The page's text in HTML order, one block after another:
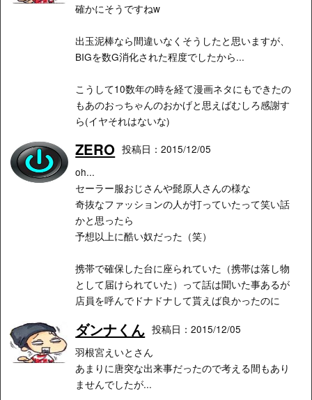
確かにそうですねw
出玉泥棒なら間違いなくそうしたと思いますが、
BIGを数G消化された程度でしたから...
こうして10数年の時を経て漫画ネタにもできたの
もあのおっちゃんのおかげと思えばむしろ感謝す
ら(イヤそれはないな)
ZERO 投稿日：2015/12/05
oh...
セーラー服おじさんや髭原人さんの様な
奇抜なファッションの人が打っていたって笑い話
かと思ったら
予想以上に酷い奴だった（笑）
携帯で確保した台に座られていた（携帯は落し物
として届けられていた）って話は聞いた事あるが
店員を呼んでドナドナして貰えば良かったのに
ダンナくん 投稿日：2015/12/05
羽根宮えいとさん
あまりに唐突な出来事だったので考える間もあり
ませんでしたが...